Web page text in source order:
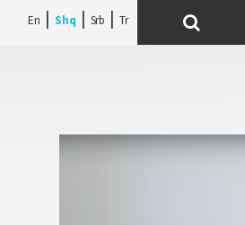
En Shq Srb